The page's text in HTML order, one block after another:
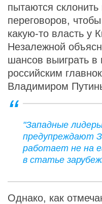
пытаются
переговоров,
какую-то власть у
Незалежной
шансов выиграть в
российским
Владимиром
"Западные
предупреждают
работает не на
в статье
Однако, как